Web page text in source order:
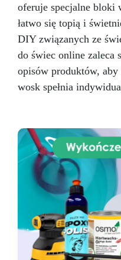
oferuje specjalne bloki
łatwo się topią i
DIY związanych ze
do świec online zaleca
opisów produktów,
wosk spełnia